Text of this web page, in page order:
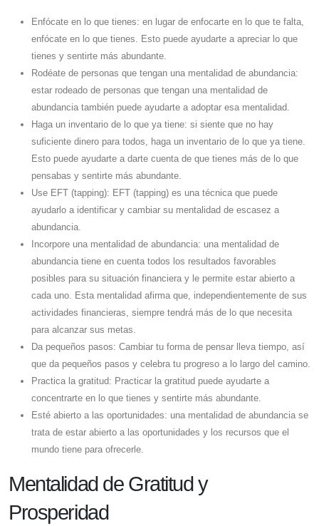
Enfócate en lo que tienes: en lugar de enfocarte en lo que te falta,
enfócate en lo que tienes. Esto puede ayudarte a apreciar lo que
tienes y sentirte más abundante.
Rodéate de personas que tengan una mentalidad de abundancia:
estar rodeado de personas que tengan una mentalidad de
abundancia también puede ayudarte a adoptar esa mentalidad.
Haga un inventario de lo que ya tiene: si siente que no hay
suficiente dinero para todos, haga un inventario de lo que ya tiene.
Esto puede ayudarte a darte cuenta de que tienes más de lo que
pensabas y sentirte más abundante.
Use EFT (tapping): EFT (tapping) es una técnica que puede
ayudarlo a identificar y cambiar su mentalidad de escasez a
abundancia.
Incorpore una mentalidad de abundancia: una mentalidad de
abundancia tiene en cuenta todos los resultados favorables
posibles para su situación financiera y le permite estar abierto a
cada uno. Esta mentalidad afirma que, independientemente de sus
actividades financieras, siempre tendrá más de lo que necesita
para alcanzar sus metas.
Da pequeños pasos: Cambiar tu forma de pensar lleva tiempo, así
que da pequeños pasos y celebra tu progreso a lo largo del camino.
Practica la gratitud: Practicar la gratitud puede ayudarte a
concentrarte en lo que tienes y sentirte más abundante.
Esté abierto a las oportunidades: una mentalidad de abundancia se
trata de estar abierto a las oportunidades y los recursos que el
mundo tiene para ofrecerle.
Mentalidad de Gratitud y
Prosperidad